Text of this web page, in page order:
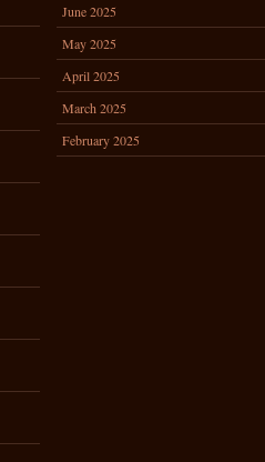
June 2025
May 2025
April 2025
March 2025
February 2025